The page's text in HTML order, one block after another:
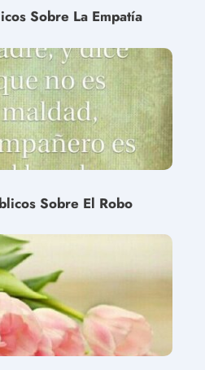
Sobre La Empatía
Sobre El Robo